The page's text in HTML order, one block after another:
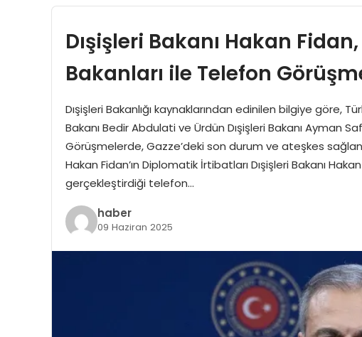
Dışişleri Bakanı Hakan
Bakanları ile Telefon
Dışişleri Bakanlığı kaynaklarından edinilen bilgiye göre,
Bakanı Bedir Abdulati ve Ürdün Dışişleri Bakanı Ayman
Görüşmelerde, Gazze’deki son durum ve ateşkes
Hakan Fidan’ın Diplomatik İrtibatları Dışişleri Bakanı Hakan
gerçekleştirdiği telefon…
haber
09 Haziran 2025